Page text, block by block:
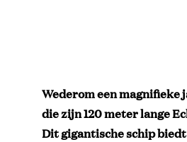
Wederom een magnifieke
die zijn 120 meter lange
Dit gigantische schip